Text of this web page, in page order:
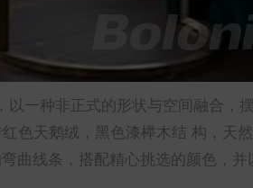
以一种非正式的形状与空间融合，
色天鹅绒，黑色漆榉木结 构，天
曲线条，搭配精心挑选的颜色，并